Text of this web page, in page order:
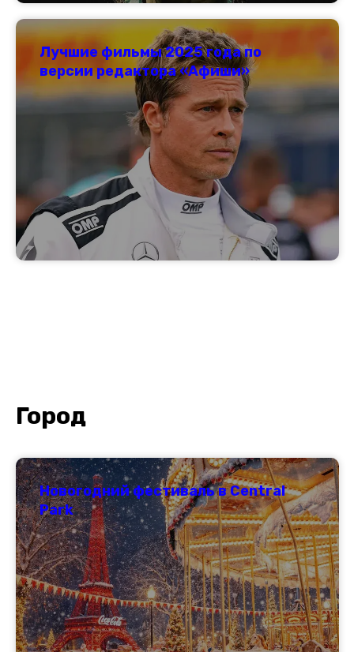
Лучшие фильмы 2025 года по
версии редактора «Афиши»
Город
Новогодний фестиваль в Central
Park